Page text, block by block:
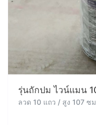
รุ่นถักปม ไวน์แมน
ลวด 10 แถว / สูง 107 ซ